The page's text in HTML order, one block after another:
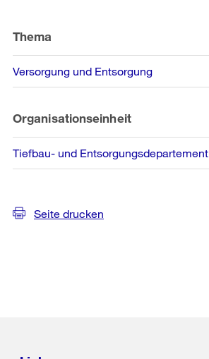
Informationen
Thema
Versorgung und Entsorgung
Organisationseinheit
Tiefbau- und Entsorgungsdepartement
Seite drucken